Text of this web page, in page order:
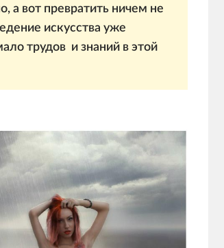
а вот превратить ничем не
искусства уже
трудов и знаний в этой